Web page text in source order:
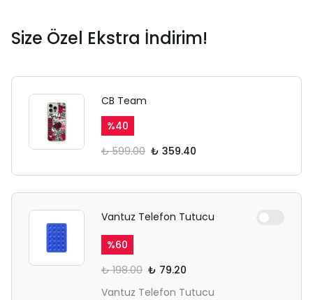
Size Özel Ekstra İndirim!
CB Team
%40
₺ 599.00 ₺ 359.40
Vantuz Telefon Tutucu
%60
₺ 198.00 ₺ 79.20
Vantuz Telefon Tutucu